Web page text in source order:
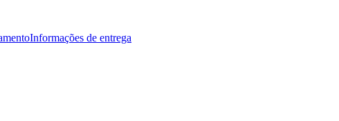
Informações de entrega